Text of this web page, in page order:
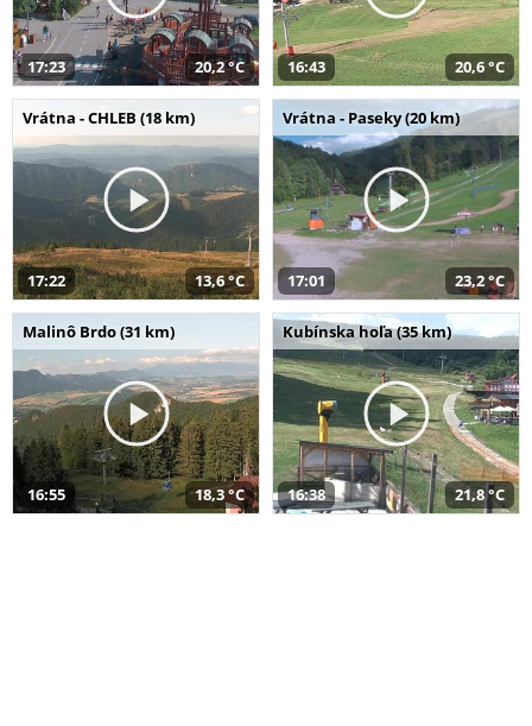
17:23 20,2 °C 16:43 20,6 °C
Vrátna - CHLEB (18 km)
17:22 13,6 °C
Vrátna - Paseky (20 km)
17:01 23,2 °C
Malinô Brdo (31 km)
16:55 18,3 °C
Kubínska hoľa (35 km)
16:38 21,8 °C